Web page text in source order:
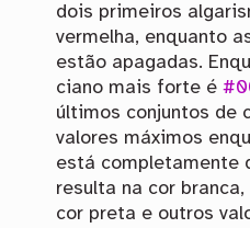
dois primeiros
vermelha, enquanto
estão apagadas.
ciano mais forte é
últimos conjuntos de
valores máximos
está completamente
resulta na cor branca,
cor preta e outros